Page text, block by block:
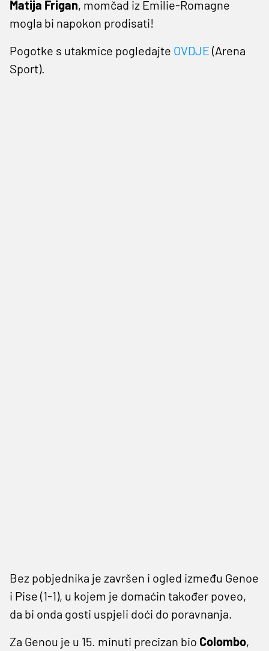
Matija Frigan, momčad iz Emilie-Romagne
mogla bi napokon prodisati!
Pogotke s utakmice pogledajte OVDJE (Arena
Sport).
Bez pobjednika je završen i ogled između Genoe
i Pise (1-1), u kojem je domaćin također poveo,
da bi onda gosti uspjeli doći do poravnanja.
Za Genou je u 15. minuti precizan bio Colombo,